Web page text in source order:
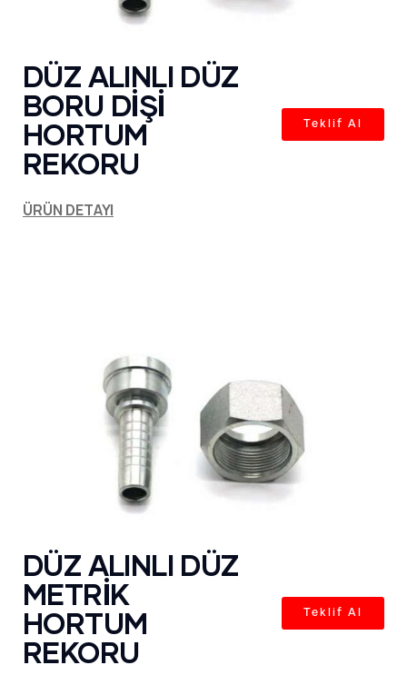
DÜZ ALINLI DÜZ
BORU DİŞİ
HORTUM
REKORU
Teklif Al
ÜRÜN DETAYI
DÜZ ALINLI DÜZ
METRİK
HORTUM
REKORU
Teklif Al